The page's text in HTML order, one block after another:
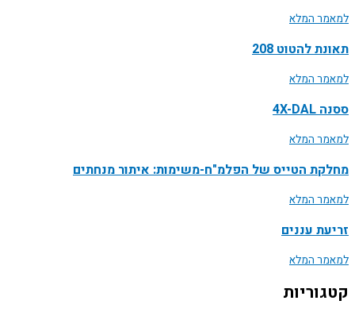
למאמר המלא
תאונת להטוט 208
למאמר המלא
ססנה 4X-DAL
למאמר המלא
מחלקת הטייס של הפלמ"ח-משימות: איתור מנחתים
למאמר המלא
זריעת עננים
למאמר המלא
קטגוריות